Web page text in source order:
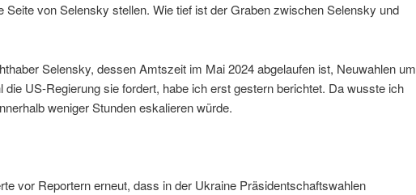
Seite von Selensky stellen. Wie tief ist der Graben zwischen Selensky und
Selensky, dessen Amtszeit im Mai 2024 abgelaufen ist, Neuwahlen um
die US-Regierung sie fordert, habe ich erst gestern berichtet. Da wusste ich
weniger Stunden eskalieren würde.
vor Reportern erneut, dass in der Ukraine Präsidentschaftswahlen